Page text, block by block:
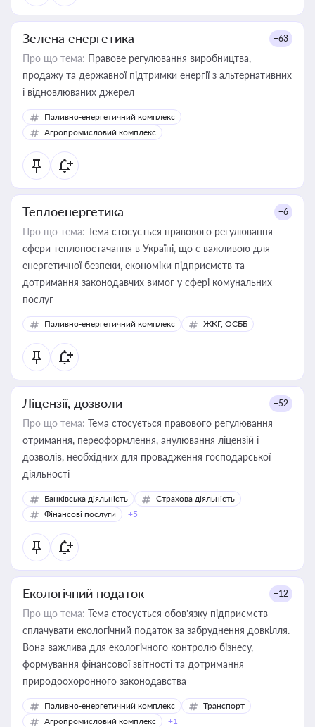
Зелена енергетика +63
Про що тема: Правове регулювання виробництва,
продажу та державної підтримки енергії з альтернативних
і відновлюваних джерел
Паливно-енергетичний комплекс
Агропромисловий комплекс
Теплоенергетика +6
Про що тема: Тема стосується правового регулювання
сфери теплопостачання в Україні, що є важливою для
енергетичної безпеки, економіки підприємств та
дотримання законодавчих вимог у сфері комунальних
послуг
Паливно-енергетичний комплекс ЖКГ, ОСББ
Ліцензії, дозволи +52
Про що тема: Тема стосується правового регулювання
отримання, переоформлення, анулювання ліцензій і
дозволів, необхідних для провадження господарської
діяльності
Банківська діяльність
Страхова діяльність
Фінансові послуги
+5
Екологічний податок +12
Про що тема: Тема стосується обов’язку підприємств
сплачувати екологічний податок за забруднення довкілля.
Вона важлива для екологічного контролю бізнесу,
формування фінансової звітності та дотримання
природоохоронного законодавства
Паливно-енергетичний комплекс
Транспорт
Агропромисловий комплекс
+1